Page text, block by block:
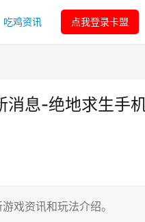
吃鸡资讯 点我登录卡盟
消息-绝地求生手
戏资讯和玩法介绍。